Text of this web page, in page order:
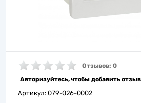
Отзывов: 0
Авторизуйтесь, чтобы добавить отзыв
Артикул: 079-026-0002